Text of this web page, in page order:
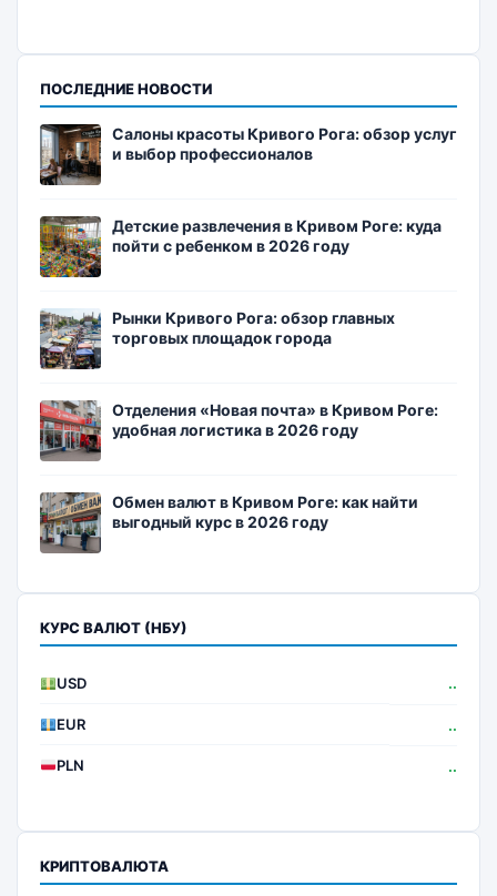
ПОСЛЕДНИЕ НОВОСТИ
Салоны красоты Кривого Рога: обзор услуг
и выбор профессионалов
Детские развлечения в Кривом Роге: куда
пойти с ребенком в 2026 году
Рынки Кривого Рога: обзор главных
торговых площадок города
Отделения «Новая почта» в Кривом Роге:
удобная логистика в 2026 году
Обмен валют в Кривом Роге: как найти
выгодный курс в 2026 году
КУРС ВАЛЮТ (НБУ)
USD ..
EUR ..
PLN ..
КРИПТОВАЛЮТА